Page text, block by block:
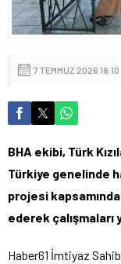
7 TEMMUZ 2026 18:10
BHA ekibi, Türk
Türkiye genelinde
projesi
ederek
Haber61 İmtiyaz